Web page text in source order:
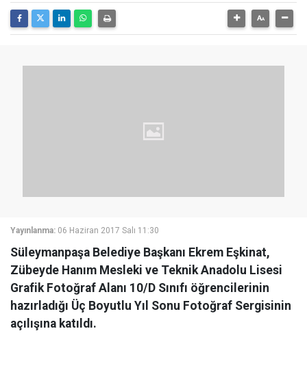
Yayınlanma: 06 Haziran 2017 Salı 11:30
Süleymanpaşa Belediye Başkanı Ekrem Eşkinat,
Zübeyde Hanım Mesleki ve Teknik Anadolu Lisesi
Grafik Fotoğraf Alanı 10/D Sınıfı öğrencilerinin
hazırladığı Üç Boyutlu Yıl Sonu Fotoğraf Sergisinin
açılışına katıldı.